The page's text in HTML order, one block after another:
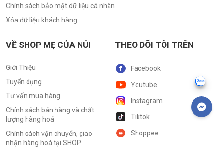
Chính sách bảo mật dữ liệu cá nhân
Xóa dữ liệu khách hàng
VỀ SHOP MẸ CỦA NÚI
Giới Thiệu
Tuyển dụng
Tư vấn mua hàng
Chính sách bán hàng và chất
lượng hàng hoá
Chính sách vận chuyển, giao
nhận hàng hoá tại SHOP
THEO DÕI TÔI TRÊN
Facebook
Youtube
Instagram
Tiktok
Shoppee